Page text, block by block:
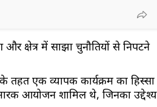
और क्षेत्र में साझा चुनौतियों से निपटने
तहत एक व्यापक कार्यक्रम का हिस्सा
आयोजन शामिल थे, जिनका उद्देश्य